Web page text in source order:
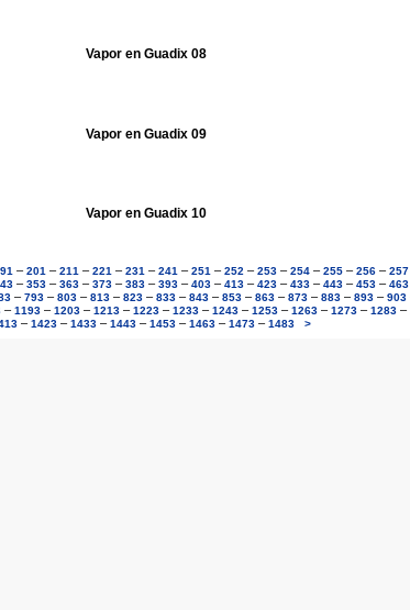
Vapor en Guadix 08
Vapor en Guadix 09
Vapor en Guadix 10
– 201 – 211 – 221 – 231 – 241 – 251 – 252 – 253– 254– 255– 256– 257
– 353– 363– 373– 383– 393– 403– 413– 423– 433– 443– 453– 463
– 793 – 803 – 813 – 823 – 833 – 843 – 853 – 863 – 873 – 883 – 893 – 903
– 1193 – 1203 – 1213 – 1223 – 1233 – 1243 – 1253 – 1263 – 1273 – 1283 –
– 1423 – 1433 – 1443 – 1453 – 1463 – 1473 – 1483 >